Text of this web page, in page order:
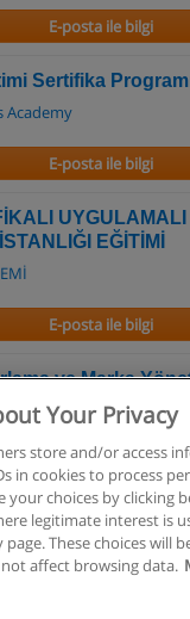
E-posta ile bilgi
Sertifika
Academy
E-posta ile bilgi
EĞİTİMİ
E-posta ile bilgi
ve Marka
E-posta ile bilgi
Your Privacy
store and/or access
in cookies to process
your choices by clicking
legitimate interest is
These choices will
affect browsing data.